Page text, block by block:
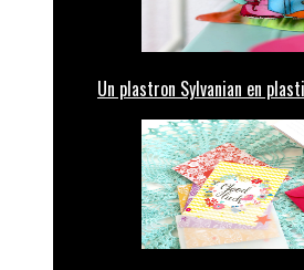
Un plastron Sylvanian en